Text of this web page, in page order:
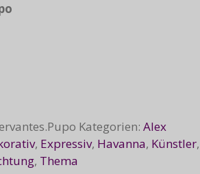
Kategorien: Alex
, Expressiv, Havanna, Künstler,
, Thema